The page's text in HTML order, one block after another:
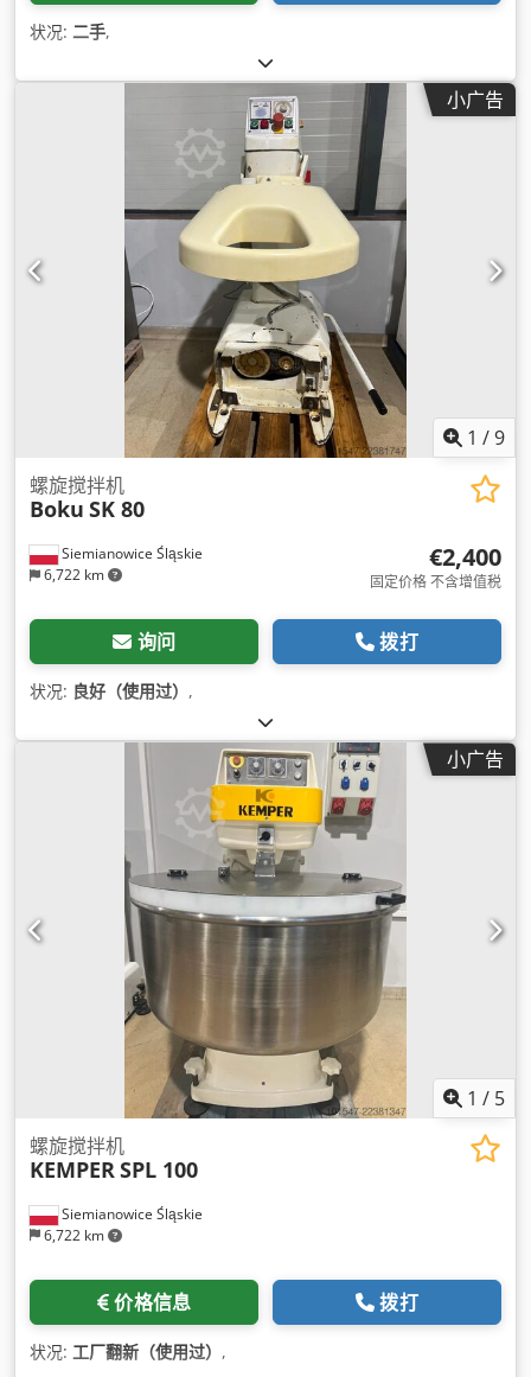
状况: 二手,
小广告
1 /9
Siemianowice Śląskie
6,722 km
螺旋搅拌机
Boku SK 80
€2,400
固定价格 不含增值税
询问 拨打
状况: 良好（使用过） ,
小广告
1 / 5
Siemianowice Śląskie
6,722 km
螺旋搅拌机
KEMPERSPL 100
价格信息 拨打
状况: 工厂翻新（使用过） ,